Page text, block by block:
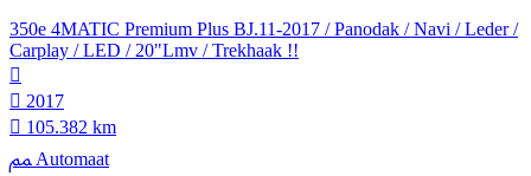
350e 4MATIC Premium Plus BJ.11-2017 / Panodak / Navi / Leder /
Carplay / LED / 20"Lmv / Trekhaak !!
2017
105.382 km
Automaat